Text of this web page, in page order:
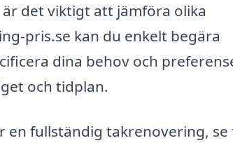
det viktigt att jämföra olika
pris.se kan du enkelt begära
dina behov och
och tidplan.
en fullständig takrenovering,